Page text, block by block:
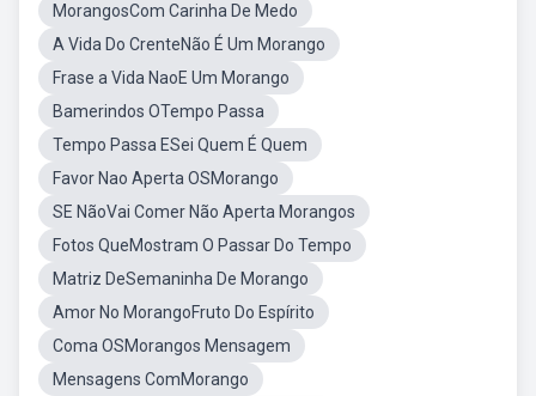
MorangosCom Carinha De Medo
A Vida Do CrenteNão É Um Morango
Frase a Vida NaoE Um Morango
Bamerindos OTempo Passa
Tempo Passa ESei Quem É Quem
Favor Nao Aperta OSMorango
SE NãoVai Comer Não Aperta Morangos
Fotos QueMostram O Passar Do Tempo
Matriz DeSemaninha De Morango
Amor No MorangoFruto Do Espírito
Coma OSMorangos Mensagem
Mensagens ComMorango